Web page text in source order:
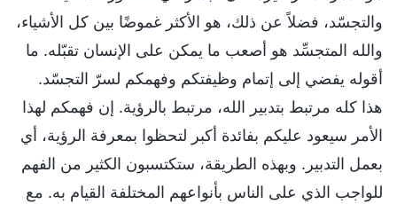
والتجسّد، فضلاً عن ذلك، هو الأكثر غموضًا بين كل الأشياء،
والله المتجسِّد هو أصعب ما يمكن على الإنسان تقبّله. ما
أقوله يفضي إلى إتمام وظيفتكم وفهمكم لسرّ التجسّد.
هذا كله مرتبط بتدبير الله، مرتبط بالرؤية. إن فهمكم لهذا
الأمر سيعود عليكم بفائدة أكبر لتحظوا بمعرفة الرؤية، أي
بعمل التدبير. وبهذه الطريقة، ستكتسبون الكثير من الفهم
للواجب الذي على الناس بأنواعهم المختلفة القيام به. مع